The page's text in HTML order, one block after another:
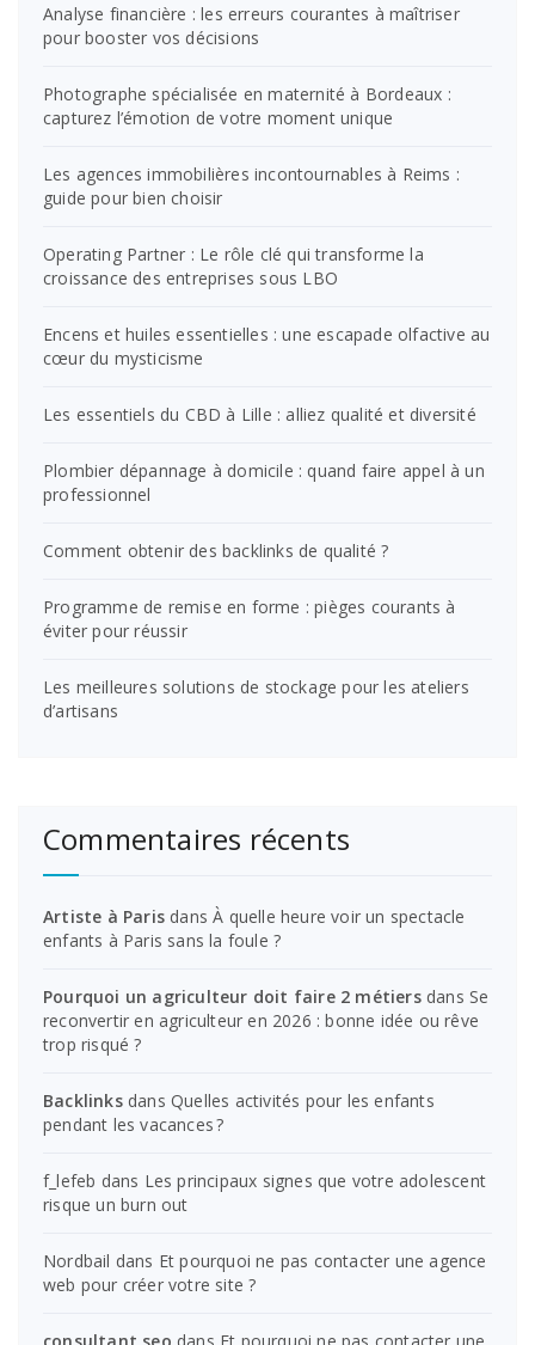
Analyse financière : les erreurs courantes à maîtriser
pour booster vos décisions
Photographe spécialisée en maternité à Bordeaux :
capturez l’émotion de votre moment unique
Les agences immobilières incontournables à Reims :
guide pour bien choisir
Operating Partner : Le rôle clé qui transforme la
croissance des entreprises sous LBO
Encens et huiles essentielles : une escapade olfactive au
cœur du mysticisme
Les essentiels du CBD à Lille : alliez qualité et diversité
Plombier dépannage à domicile : quand faire appel à un
professionnel
Comment obtenir des backlinks de qualité ?
Programme de remise en forme : pièges courants à
éviter pour réussir
Les meilleures solutions de stockage pour les ateliers
d’artisans
Commentaires récents
Artiste à Paris dansÀ quelle heure voir un spectacle
enfants à Paris sans la foule ?
Pourquoi un agriculteur doit faire 2 métiersdans Se
reconvertir en agriculteur en 2026 : bonne idée ou rêve
trop risqué ?
BacklinksdansQuelles activités pour les enfants
pendant les vacances ?
f_lefeb dans Les principaux signes que votre adolescent
risque un burn out
Nordbail dans Et pourquoi ne pas contacter une agence
web pour créer votre site ?